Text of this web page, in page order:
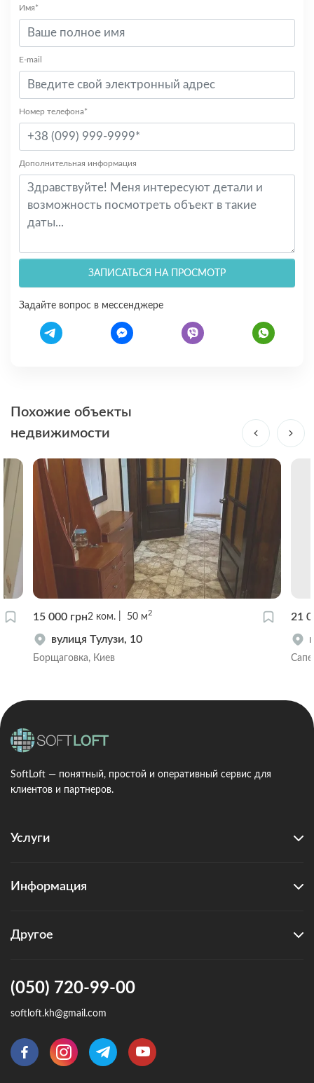
Имя*
E-mail
Номер телефона*
Дополнительная информация
ЗАПИСАТЬСЯ НА ПРОСМОТР
Задайте вопрос в мессенджере
Похожие объекты
недвижимости
15 000 грн2 ком. 50 м2
вулиця Тулузи, 10
Борщаговка, Киев
21
SoftLoft — понятный, простой и оперативный сервис для
клиентов и партнеров.
Услуги
Информация
Другое
(050) 720-99-00
softloft.kh@gmail.com